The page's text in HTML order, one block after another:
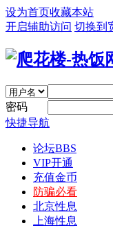
设为首页收藏本站
开启辅助访问 切换到
密码
快捷导航
论坛BBS
VIP开通
充值金币
防骗必看
北京性息
上海性息